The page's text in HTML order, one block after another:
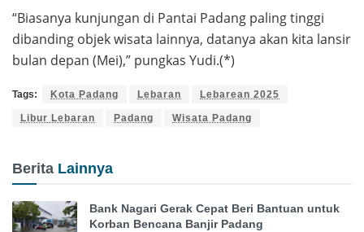
“Biasanya kunjungan di Pantai Padang paling tinggi
dibanding objek wisata lainnya, datanya akan kita lansir
bulan depan (Mei),” pungkas Yudi.(*)
Tags: Kota Padang Lebaran Lebarean 2025
Libur Lebaran Padang Wisata Padang
Berita Lainnya
Bank Nagari Gerak Cepat Beri Bantuan untuk
Korban Bencana Banjir Padang